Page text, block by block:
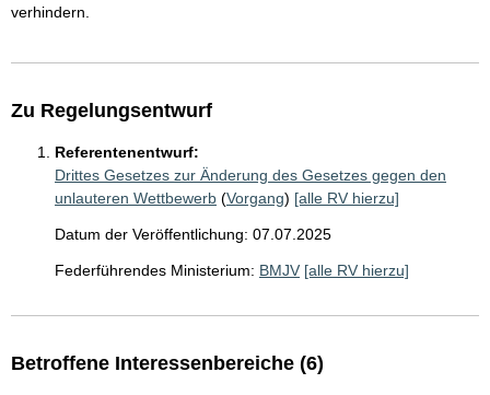
verhindern.
Zu Regelungsentwurf
Referentenentwurf:
Drittes Gesetzes zur Änderung des Gesetzes gegen den
unlauteren Wettbewerb (Vorgang) [alle RV hierzu]
Datum der Veröffentlichung: 07.07.2025
Federführendes Ministerium: BMJV [alle RV hierzu]
Betroffene Interessenbereiche (6)